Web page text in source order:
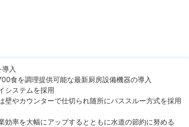
入
食を調理提供可能な最新厨房設備機器の導入
システムを採用
壁やカウンターで仕切られ随所にパススルー方式を採用
効率を大幅にアップするとともに水道の節約に努める